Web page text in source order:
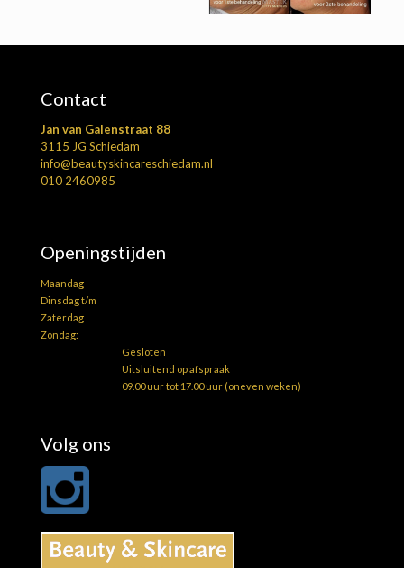
Contact
Jan van Galenstraat 88
3115 JG Schiedam
info@beautyskincareschiedam.nl
010 2460985
Openingstijden
Maandag
Dinsdag t/m
Zaterdag
Zondag:
Gesloten
Uitsluitend op afspraak
09.00 uur tot 17.00 uur (oneven weken)
Volg ons